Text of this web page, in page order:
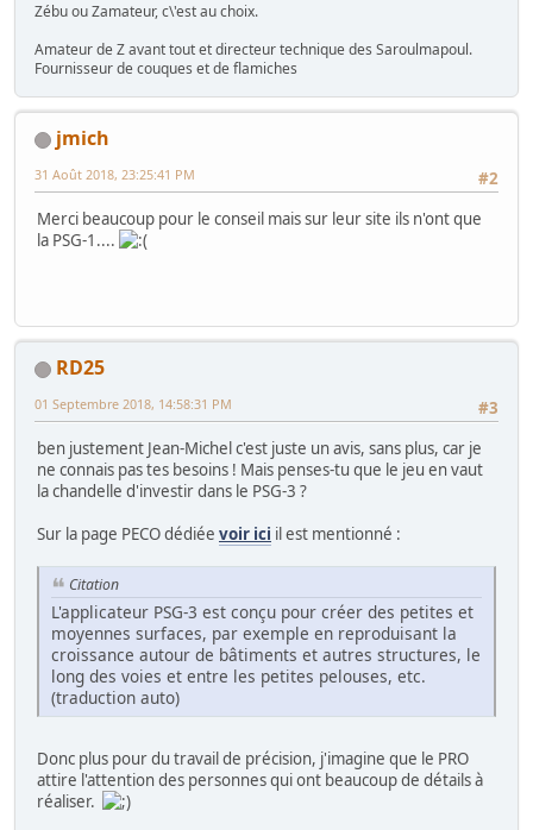
Zébu ou Zamateur, c\'est au choix.
Amateur de Z avant tout et directeur technique des Saroulmapoul.
Fournisseur de couques et de flamiches
jmich
#2
31 Août 2018, 23:25:41 PM
Merci beaucoup pour le conseil mais sur leur site ils n'ont que
la PSG-1....
RD25
#3
01 Septembre 2018, 14:58:31 PM
ben justement Jean-Michel c'est juste un avis, sans plus, car je
ne connais pas tes besoins ! Mais penses-tu que le jeu en vaut
la chandelle d'investir dans le PSG-3 ?
Sur la page PECO dédiée voir ici il est mentionné :
Citation
L'applicateur PSG-3 est conçu pour créer des petites et
moyennes surfaces, par exemple en reproduisant la
croissance autour de bâtiments et autres structures, le
long des voies et entre les petites pelouses, etc.
(traduction auto)
Donc plus pour du travail de précision, j'imagine que le PRO
attire l'attention des personnes qui ont beaucoup de détails à
réaliser.